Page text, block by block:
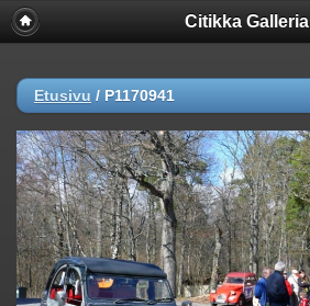
Citikka Galleria
Etusivu / P1170941